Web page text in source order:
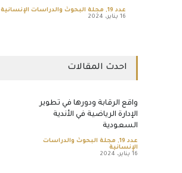
عدد 19 , مجلة البحوث والدراسات الإنسانية
16 يناير، 2024
احدث المقالات
واقع الرقابة ودورها في تطوير
الإدارة الرياضية في الأندية
السعودية
عدد 19 , مجلة البحوث والدراسات
الإنسانية
16 يناير، 2024